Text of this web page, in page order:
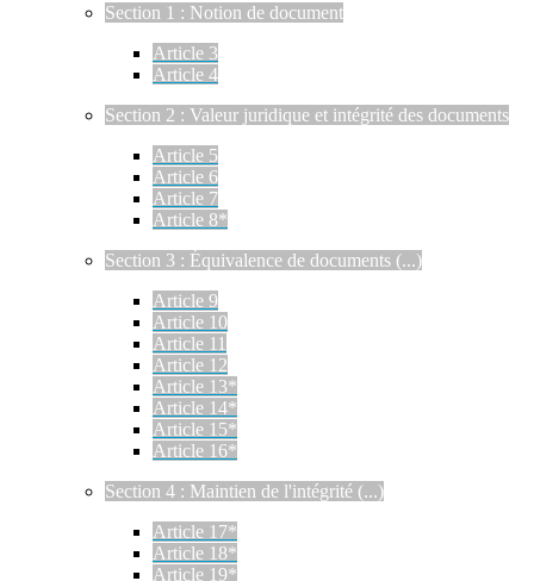
Section 1 : Notion de document
Article 3
Article 4
Section 2 : Valeur juridique et intégrité des documents
Article 5
Article 6
Article 7
Article 8*
Section 3 : Équivalence de documents (...)
Article 9
Article 10
Article 11
Article 12
Article 13*
Article 14*
Article 15*
Article 16*
Section 4 : Maintien de l'intégrité (...)
Article 17*
Article 18*
Article 19*